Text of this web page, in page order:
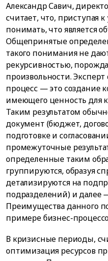
Александр Савич,
считает, что, приступая
понимать, что является
Общепринятые
такого понимания не
рекурсивностью,
произвольности. Эксперт
процесс — это создание
имеющего ценность для
Таким результатом
документ (бюджет,
подготовке и
промежуточные
определенные таким
группируются, образуя
детализируются на
подразделений) и далее
Преимущества данного
примере бизнес-
В кризисные периоды,
оптимизация ресурсов